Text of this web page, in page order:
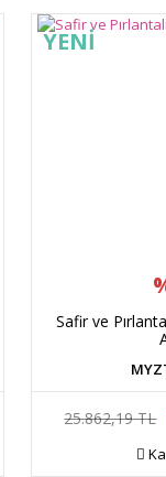
YENİ
Safir ve
25.862,19 TL